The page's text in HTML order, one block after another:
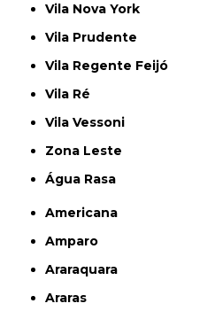
Vila Nova York
Vila Prudente
Vila Regente Feijó
Vila Ré
Vila Vessoni
Zona Leste
Água Rasa
Americana
Amparo
Araraquara
Araras